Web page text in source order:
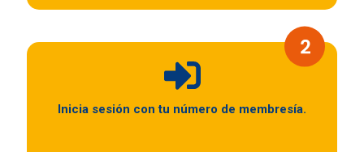
Inicia sesión con tu número de membresía.